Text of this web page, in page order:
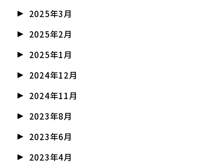
2025年3月
2025年2月
2025年1月
2024年12月
2024年11月
2023年8月
2023年6月
2023年4月